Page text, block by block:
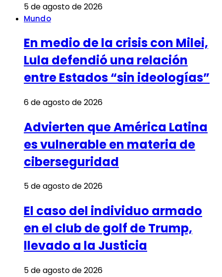
5 de agosto de 2026
Mundo
En medio de la crisis con Milei,
Lula defendió una relación
entre Estados “sin ideologías”
6 de agosto de 2026
Advierten que América Latina
es vulnerable en materia de
ciberseguridad
5 de agosto de 2026
El caso del individuo armado
en el club de golf de Trump,
llevado a la Justicia
5 de agosto de 2026